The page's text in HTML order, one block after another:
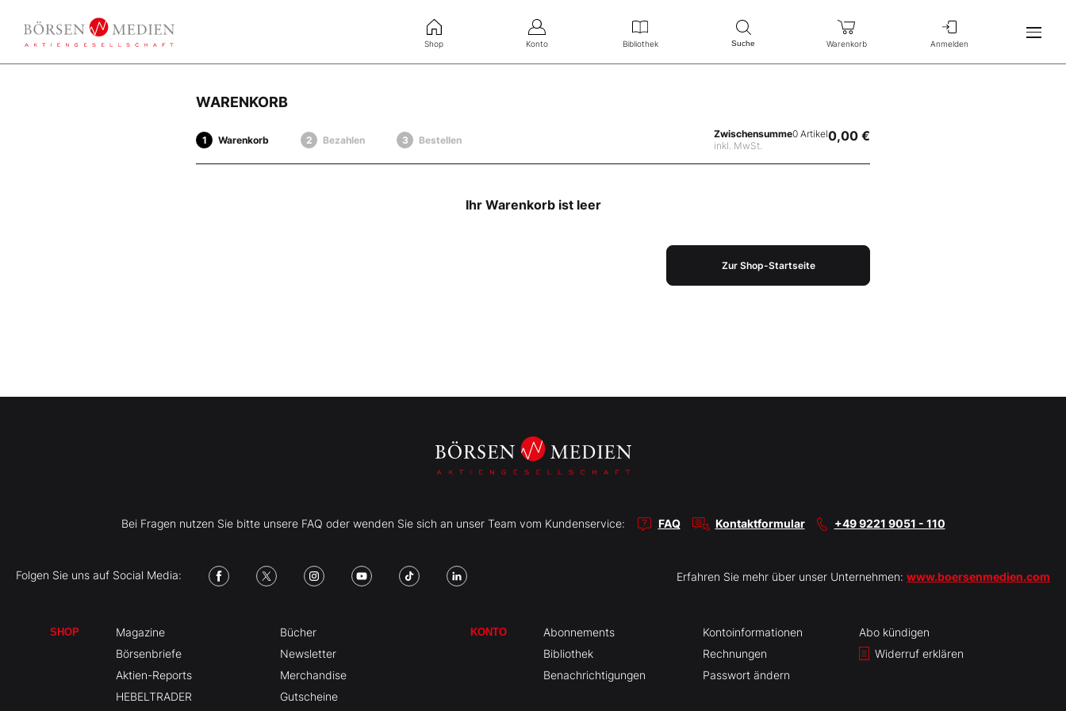
Shop Konto Bibliothek Suche Warenkorb Anmelden
WARENKORB
Warenkorb Bezahlen Bestellen
Zwischensumme
inkl. MwSt.
0 Artikel0,00 €
Ihr Warenkorb ist leer
Zur Shop-Startseite
Bei Fragen nutzen Sie bitte unsere FAQ oder wenden Sie sich an unser Team vom Kundenservice: FAQ Kontaktformular +49 9221 9051 - 110
Folgen Sie uns auf Social Media: Erfahren Sie mehr über unser Unternehmen: www.boersenmedien.com
SHOP
Magazine
Börsenbriefe
Aktien-Reports
HEBELTRADER
Bücher
Newsletter
Merchandise
Gutscheine
KONTO
Abonnements
Bibliothek
Benachrichtigungen
Kontoinformationen
Rechnungen
Passwort ändern
Abo kündigen
Widerruf erklären